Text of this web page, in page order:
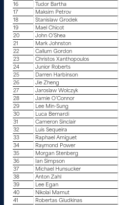
16
Tudor Bartha
17
Maksim Petrov
18
Stanislaw Grodek
19
Mael Chicot
20
John O’Shea
21
Mark Johnston
22
Callum Gordon
23
Christos Xanthopoulos
24
Junior Roberts
25
Darren Harbinson
26
Jie Zheng
27
Jaroslaw Wolczyk
28
Jamie O’Connor
29
Lee Min-Sung
30
Luca Bernardi
31
Cameron Sinclair
32
Luis Sequeira
33
Raphael Amiguet
34
Raymond Power
35
Morgan Stenberg
36
Ian Simpson
37
Michael Hunsucker
38
Anton Zahl
39
Lee Egan
40
Nikolai Mamut
41
Robertas Gludkinas